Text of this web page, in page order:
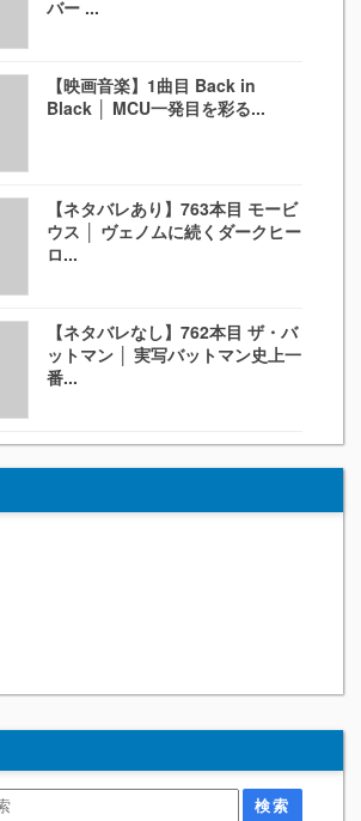
バー ...
【映画音楽】1曲目 Back in
Black │ MCU一発目を彩る...
【ネタバレあり】763本目 モービ
ウス │ ヴェノムに続くダークヒー
ロ...
【ネタバレなし】762本目 ザ・バ
ットマン │ 実写バットマン史上一
番...